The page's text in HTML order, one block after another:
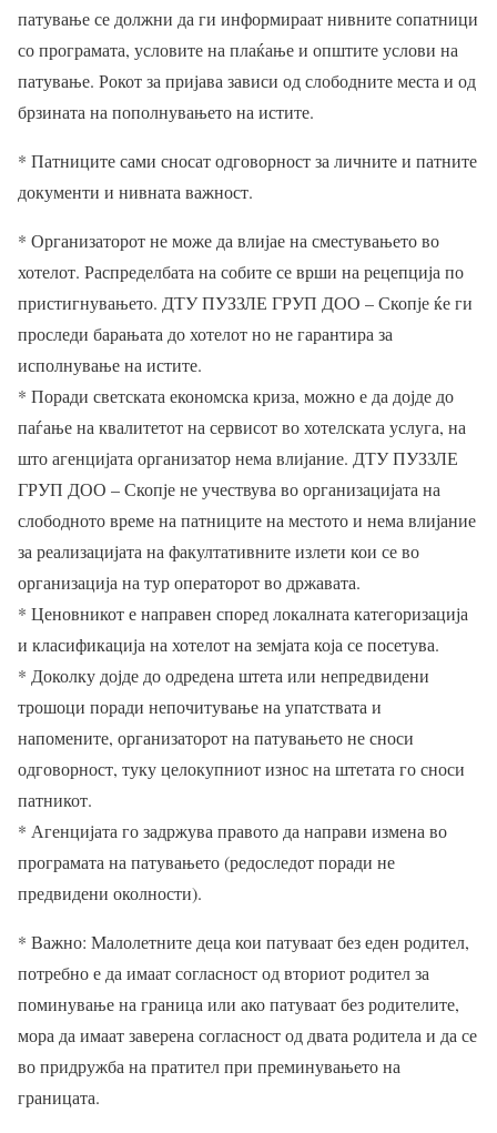
патување се должни да ги информираат нивните сопатници
со програмата, условите на плаќање и општите услови на
патување. Рокот за пријава зависи од слободните места и од
брзината на пополнувањето на истите.
* Патниците сами сносат одговорност за личните и патните
документи и нивната важност.
* Организаторот не може да влијае на сместувањето во
хотелот. Распределбата на собите се врши на рецепција по
пристигнувањето. ДТУ ПУЗЗЛЕ ГРУП ДОО – Скопје ќе ги
проследи барањата до хотелот но не гарантира за
исполнување на истите.
* Поради светската економска криза, можно е да дојде до
паѓање на квалитетот на сервисот во хотелската услуга, на
што агенцијата организатор нема влијание. ДТУ ПУЗЗЛЕ
ГРУП ДОО – Скопје не учествува во организацијата на
слободното време на патниците на местото и нема влијание
за реализацијата на факултативните излети кои се во
организација на тур операторот во државата.
* Ценовникот е направен според локалната категоризација
и класификација на хотелот на земјата која се посетува.
* Доколку дојде до одредена штета или непредвидени
трошоци поради непочитување на упатствата и
напомените, организаторот на патувањето не сноси
одговорност, туку целокупниот износ на штетата го сноси
патникот.
* Агенцијата го задржува правото да направи измена во
програмата на патувањето (редоследот поради не
предвидени околности).
* Важно: Малолетните деца кои патуваат без еден родител,
потребно е да имаат согласност од вториот родител за
поминување на граница или ако патуваат без родителите,
мора да имаат заверена согласност од двата родитела и да се
во придружба на пратител при преминувањето на
границата.